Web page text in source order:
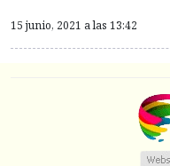
15 junio, 2021 a las 13:42